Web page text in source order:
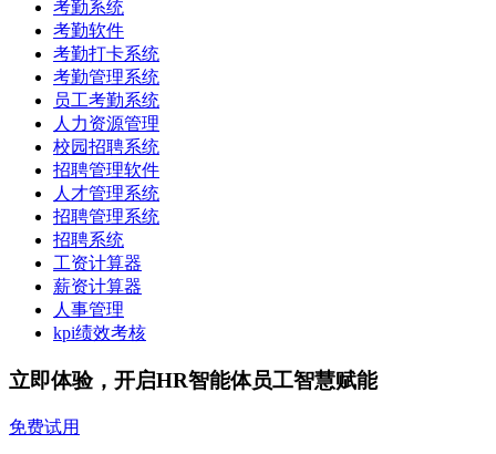
考勤系统
考勤软件
考勤打卡系统
考勤管理系统
员工考勤系统
人力资源管理
校园招聘系统
招聘管理软件
人才管理系统
招聘管理系统
招聘系统
工资计算器
薪资计算器
人事管理
kpi绩效考核
立即体验，开启HR智能体员工智慧赋能
免费试用